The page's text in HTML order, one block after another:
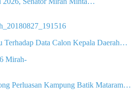
Terhadap Data Calon Kepala Daerah…
Perluasan Kampung Batik Mataram…